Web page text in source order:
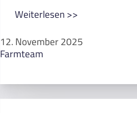
Weiterlesen >>
12. November 2025
Farmteam